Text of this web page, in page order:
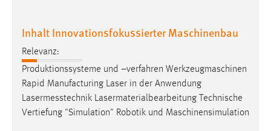
Inhalt Innovationsfokussierter Maschinenbau
Relevanz:
Produktionssysteme und –verfahren Werkzeugmaschinen
Rapid Manufacturing Laser in der Anwendung
Lasermesstechnik Lasermaterialbearbeitung Technische
Vertiefung "Simulation" Robotik und Maschinensimulation
Sprachpräferenz
Name:
site-language-preference
Zweck:
Das Cookie speichert die gewählte Sprache der Website.
Cookie Laufzeit: